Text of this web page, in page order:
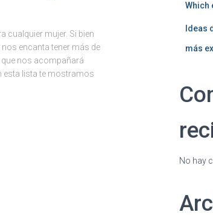
cualquier mujer. Si bien
encanta tener más de
nos acompañará
esta lista te mostramos
Which
Ideas
más
No hay